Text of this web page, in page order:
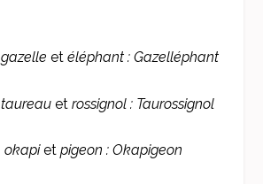
gazelle etéléphant : Gazelléphant
taureau etrossignol : Taurossignol
okapiet pigeon : Okapigeon